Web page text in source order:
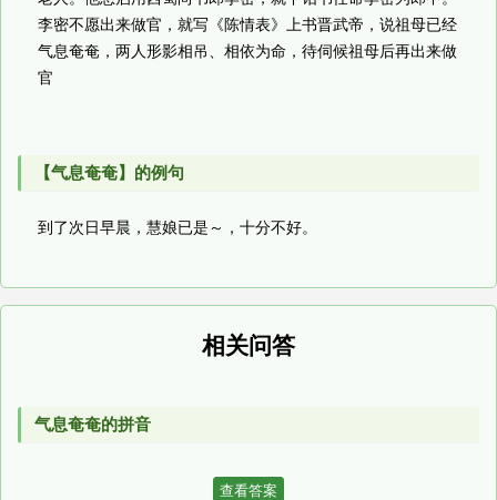
李密不愿出来做官，就写《陈情表》上书晋武帝，说祖母已经
气息奄奄，两人形影相吊、相依为命，待伺候祖母后再出来做
官
【气息奄奄】的例句
到了次日早晨，慧娘已是～，十分不好。
相关问答
气息奄奄的拼音
查看答案